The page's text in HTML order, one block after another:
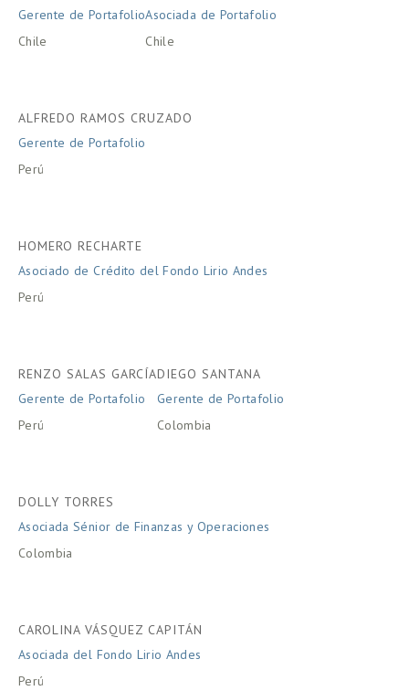
Gerente de Portafolio
Chile
Asociada de Portafolio
Chile
ALFREDO RAMOS CRUZADO
Gerente de Portafolio
Perú
HOMERO RECHARTE
Asociado de Crédito del Fondo Lirio Andes
Perú
RENZO SALAS GARCÍA
Gerente de Portafolio
Perú
DIEGO SANTANA
Gerente de Portafolio
Colombia
DOLLY TORRES
Asociada Sénior de Finanzas y Operaciones
Colombia
CAROLINA VÁSQUEZ CAPITÁN
Asociada del Fondo Lirio Andes
Perú